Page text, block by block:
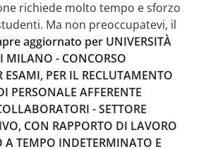
richiede molto tempo e sforzo
Ma non preoccupatevi, il
aggiornato per UNIVERSITÀ
MILANO - CONCORSO
ESAMI, PER IL RECLUTAMENTO
PERSONALE AFFERENTE
- SETTORE
CON RAPPORTO DI LAVORO
A TEMPO INDETERMINATO E